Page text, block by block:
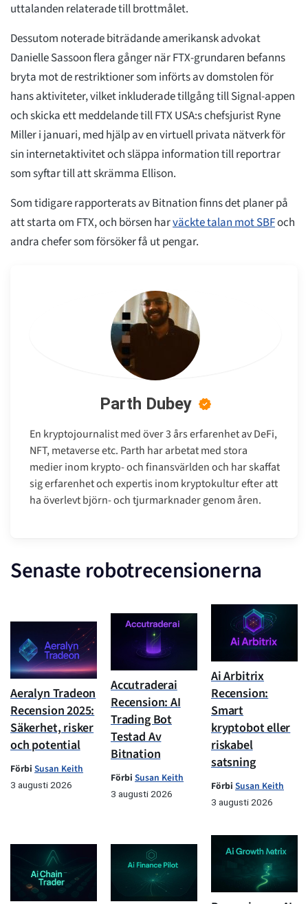
uttalanden relaterade till brottmålet.
Dessutom noterade biträdande amerikansk advokat
Danielle Sassoon flera gånger när FTX-grundaren befanns
bryta mot de restriktioner som införts av domstolen för
hans aktiviteter, vilket inkluderade tillgång till Signal-appen
och skicka ett meddelande till FTX USA:s chefsjurist Ryne
Miller i januari, med hjälp av en virtuell privata nätverk för
sin internetaktivitet och släppa information till reportrar
som syftar till att skrämma Ellison.
Som tidigare rapporterats av Bitnation finns det planer på
att starta om FTX, och börsen harväckte talan mot SBFoch
andra chefer som försöker få ut pengar.
Parth Dubey
En kryptojournalist med över 3 års erfarenhet av DeFi,
NFT, metaverse etc. Parth har arbetat med stora
medier inom krypto- och finansvärlden och har skaffat
sig erfarenhet och expertis inom kryptokultur efter att
ha överlevt björn- och tjurmarknader genom åren.
Senaste robotrecensionerna
Aeralyn Tradeon
Recension 2025:
Säkerhet, risker
och potential
Förbi Susan Keith
3 augusti 2026
Accutraderai
Recension: AI
Trading Bot
Testad Av
Bitnation
Förbi Susan Keith
3 augusti 2026
Ai Arbitrix
Recension:
Smart
kryptobot eller
riskabel
satsning
Förbi Susan Keith
3 augusti 2026